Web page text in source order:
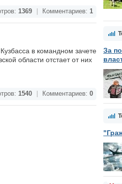
За
1369 Комментариев: 1
в командном зачете
области отстает от них
1540 Комментариев: 0